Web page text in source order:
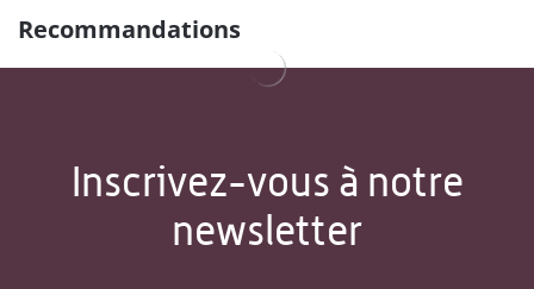
Recommandations
Inscrivez-vous à notre
newsletter